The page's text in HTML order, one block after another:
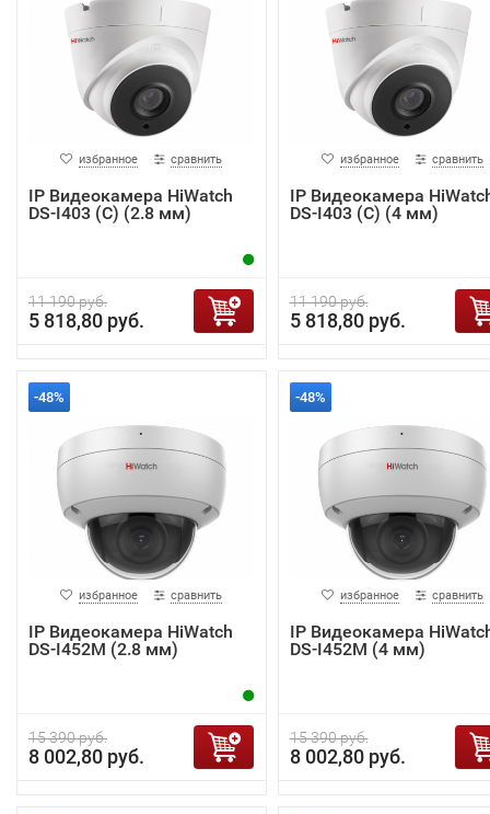
избранное сравнить
IP Видеокамера HiWatch
DS-I403 (C) (2.8 мм)
11 190 руб.
5 818,80 руб.
избранное сравнить
IP Видеокамера
DS-I403 (C) (4 мм)
11 190 руб.
5 818,80 руб.
-48%
избранное сравнить
IP Видеокамера HiWatch
DS-I452M (2.8 мм)
15 390 руб.
8 002,80 руб.
-48%
избранное сравнить
IP Видеокамера
DS-I452M (4 мм)
15 390 руб.
8 002,80 руб.